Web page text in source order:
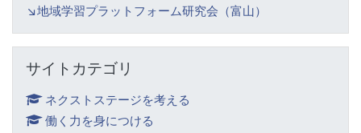
↘️地域学習プラットフォーム研究会（富山）
サイトカテゴリ
ネクストステージを考える
働く力を身につける